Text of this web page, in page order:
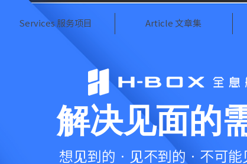
Services 服务项目 Article 文章集
解决见面的
想见到的 · 见不到的 · 不可能